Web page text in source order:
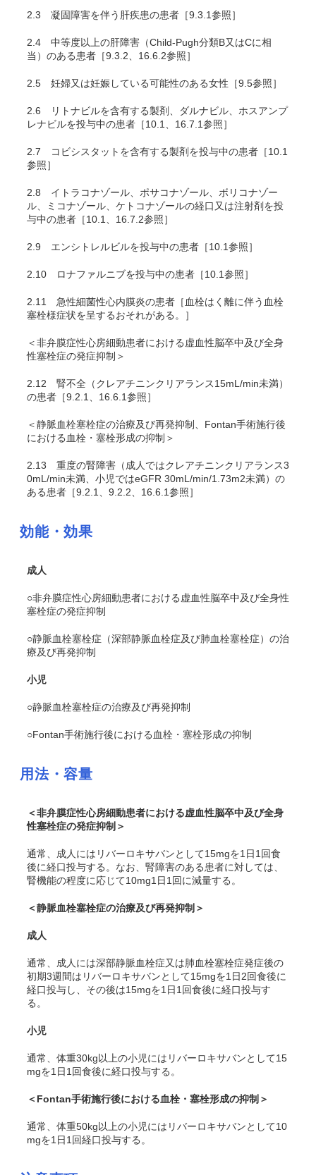
2.3 凝固障害を伴う肝疾患の患者［9.3.1参照］
2.4 中等度以上の肝障害（Child-Pugh分類B又はCに相
当）のある患者［9.3.2、16.6.2参照］
2.5 妊婦又は妊娠している可能性のある女性［9.5参照］
2.6 リトナビルを含有する製剤、ダルナビル、ホスアンプ
レナビルを投与中の患者［10.1、16.7.1参照］
2.7 コビシスタットを含有する製剤を投与中の患者［10.1
参照］
2.8 イトラコナゾール、ポサコナゾール、ボリコナゾー
ル、ミコナゾール、ケトコナゾールの経口又は注射剤を投
与中の患者［10.1、16.7.2参照］
2.9 エンシトレルビルを投与中の患者［10.1参照］
2.10 ロナファルニブを投与中の患者［10.1参照］
2.11
急性細菌性心内膜炎の患者［血栓はく離に伴う血栓
塞栓様症状を呈するおそれがある。］
＜非弁膜症性心房細動患者における虚血性脳卒中及び全身
性塞栓症の発症抑制＞
2.12 腎不全（クレアチニンクリアランス15mL/min未満）
の患者［9.2.1、16.6.1参照］
＜静脈血栓塞栓症の治療及び再発抑制、Fontan手術施行後
における血栓・塞栓形成の抑制＞
2.13 重度の腎障害（成人ではクレアチニンクリアランス3
0mL/min未満、小児ではeGFR 30mL/min/1.73m2未満）の
ある患者［9.2.1、9.2.2、16.6.1参照］
効能・効果
成人
○非弁膜症性心房細動患者における虚血性脳卒中及び全身性
塞栓症の発症抑制
○静脈血栓塞栓症（深部静脈血栓症及び肺血栓塞栓症）の治
療及び再発抑制
小児
○静脈血栓塞栓症の治療及び再発抑制
○Fontan手術施行後における血栓・塞栓形成の抑制
用法・容量
＜非弁膜症性心房細動患者における虚血性脳卒中及び全身
性塞栓症の発症抑制＞
通常、成人にはリバーロキサバンとして15mgを1日1回食
後に経口投与する。なお、腎障害のある患者に対しては、
腎機能の程度に応じて10mg1日1回に減量する。
＜静脈血栓塞栓症の治療及び再発抑制＞
成人
通常、成人には深部静脈血栓症又は肺血栓塞栓症発症後の
初期3週間はリバーロキサバンとして15mgを1日2回食後に
経口投与し、その後は15mgを1日1回食後に経口投与す
る。
小児
通常、体重30kg以上の小児にはリバーロキサバンとして15
mgを1日1回食後に経口投与する。
＜Fontan手術施行後における血栓・塞栓形成の抑制＞
通常、体重50kg以上の小児にはリバーロキサバンとして10
mgを1日1回経口投与する。